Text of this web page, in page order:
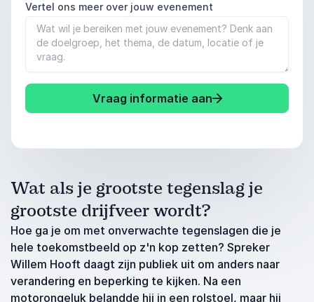
Vertel ons meer over jouw evenement
Vraag informatie aan
Wat als je grootste tegenslag je
grootste drijfveer wordt?
Hoe ga je om met onverwachte tegenslagen die je
hele toekomstbeeld op z'n kop zetten? Spreker
Willem Hooft daagt zijn publiek uit om anders naar
verandering en beperking te kijken. Na een
motorongeluk belandde hij in een rolstoel, maar hij